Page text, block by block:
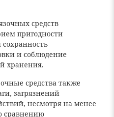
средств
пригодности
и соблюдение
хранения.
средства также
загрязнений
несмотря на менее
сравнению